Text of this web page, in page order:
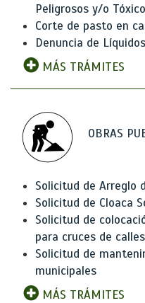
Peligrosos y/o
Corte de pasto en
Denuncia de
MÁS TRÁMITES
OBRAS
Solicitud de Arreglo
Solicitud de Cloaca
Solicitud de
para cruces de calles
Solicitud de
municipales
MÁS TRÁMITES